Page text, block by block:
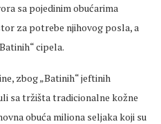
sa pojedinim obućarima
za potrebe njihovog posla, a
cipela.
zbog „Batinih“ jeftinih
sa tržišta tradicionalne kožne
obuća miliona seljaka koji su